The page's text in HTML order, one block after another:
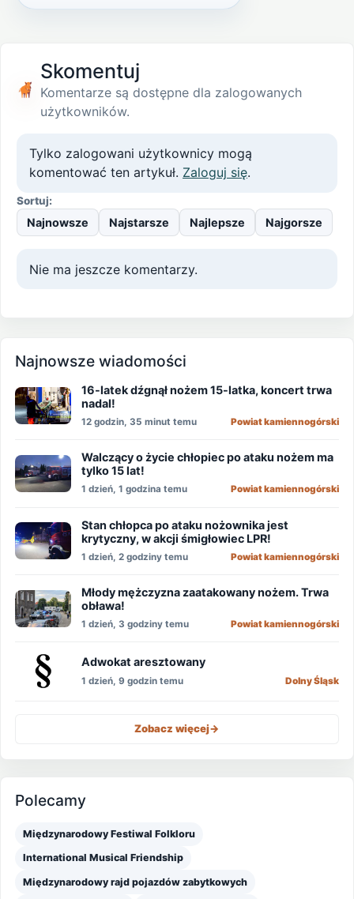
Skomentuj
Komentarze są dostępne dla zalogowanych
użytkowników.
Tylko zalogowani użytkownicy mogą
komentować ten artykuł. Zaloguj się.
Sortuj:
Najnowsze Najstarsze Najlepsze Najgorsze
Nie ma jeszcze komentarzy.
Najnowsze wiadomości
16-latek dźgnął nożem 15-latka, koncert trwa
nadal!
12 godzin, 35 minut temu Powiat kamiennogórski
Walczący o życie chłopiec po ataku nożem ma
tylko 15 lat!
1 dzień, 1 godzina temu Powiat kamiennogórski
Stan chłopca po ataku nożownika jest
krytyczny, w akcji śmigłowiec LPR!
1 dzień, 2 godziny temu Powiat kamiennogórski
Młody mężczyzna zaatakowany nożem. Trwa
obława!
1 dzień, 3 godziny temu Powiat kamiennogórski
Adwokat aresztowany
1 dzień, 9 godzin temu Dolny Śląsk
Zobacz więcej->
Polecamy
Międzynarodowy Festiwal Folkloru
International Musical Friendship
Międzynarodowy rajd pojazdów zabytkowych